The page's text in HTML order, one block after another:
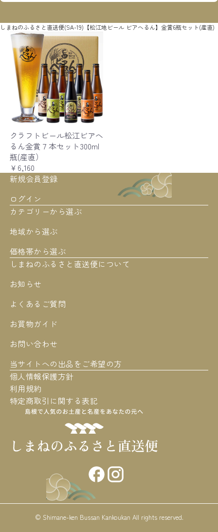
しまねのふるさと直送便(SA-19)【松江地ビール ビアへるん】金賞6瓶セット(産直)
クラフトビール松江ビアへ
るん金賞７本セット300ml
瓶(産直）
￥6,160
カテゴリーから選ぶ
地域から選ぶ
価格帯から選ぶ
新規会員登録
ログイン
しまねのふるさと直送便について
お知らせ
よくあるご質問
お買物ガイド
お問い合わせ
当サイトへの出品をご希望の方
個人情報保護方針
利用規約
特定商取引に関する表記
© Shimane-ken Bussan Kankoukan All rights reserved.